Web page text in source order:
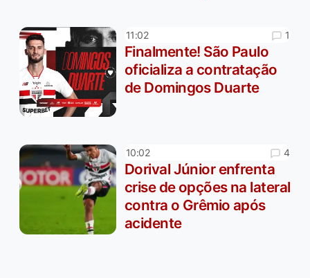
11:02 1
Finalmente! São Paulo
oficializa a contratação
de Domingos Duarte
10:02 4
Dorival Júnior enfrenta
crise de opções na lateral
contra o Grêmio após
acidente